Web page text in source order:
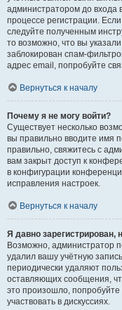
администратором до входа
процессе регистрации.
следуйте полученным
то возможно, что вы
заблокирован спам-
адрес email, попробуйте
Вернуться к началу
Почему я не могу войти?
Существует несколько
вы правильно вводите имя
правильно, свяжитесь с
вам закрыт доступ к
в конфигурации
исправления настроек.
Вернуться к началу
Я давно зарегистрирован,
Возможно, администратор
удалил вашу учётную
периодически удаляют
оставляющих сообщения,
это произошло, попробуйте
участвовать в дискуссиях.